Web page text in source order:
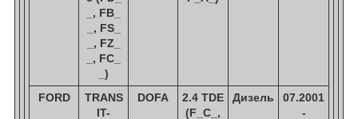
_, FB_
_, FS_
_, FZ_
_, FC_
_)
FORD
TRANS
IT-
DOFA
2.4 TDE
(F_C_,
Дизель
07.2001
-